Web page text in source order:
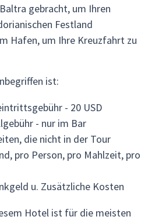
gebracht, um Ihren
Festland
Hafen, um Ihre Kreuzfahrt zu
ist:
- 20 USD
- nur im Bar
die nicht in der Tour
pro Person, pro Mahlzeit, pro
u. Zusätzliche Kosten
Hotel ist für die meisten